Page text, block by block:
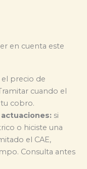
en cuenta este
el precio de
cuando el
cobro.
si
o hiciste una
el CAE,
Consulta antes